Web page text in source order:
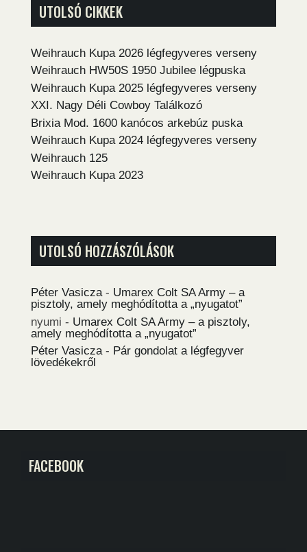
UTOLSÓ CIKKEK
Weihrauch Kupa 2026 légfegyveres verseny
Weihrauch HW50S 1950 Jubilee légpuska
Weihrauch Kupa 2025 légfegyveres verseny
XXI. Nagy Déli Cowboy Találkozó
Brixia Mod. 1600 kanócos arkebúz puska
Weihrauch Kupa 2024 légfegyveres verseny
Weihrauch 125
Weihrauch Kupa 2023
UTOLSÓ HOZZÁSZÓLÁSOK
Péter Vasicza- Umarex Colt SA Army – a
pisztoly, amely meghódította a „nyugatot”
nyumi - Umarex Colt SA Army – a pisztoly,
amely meghódította a „nyugatot”
Péter Vasicza- Pár gondolat a légfegyver
lövedékekről
FACEBOOK